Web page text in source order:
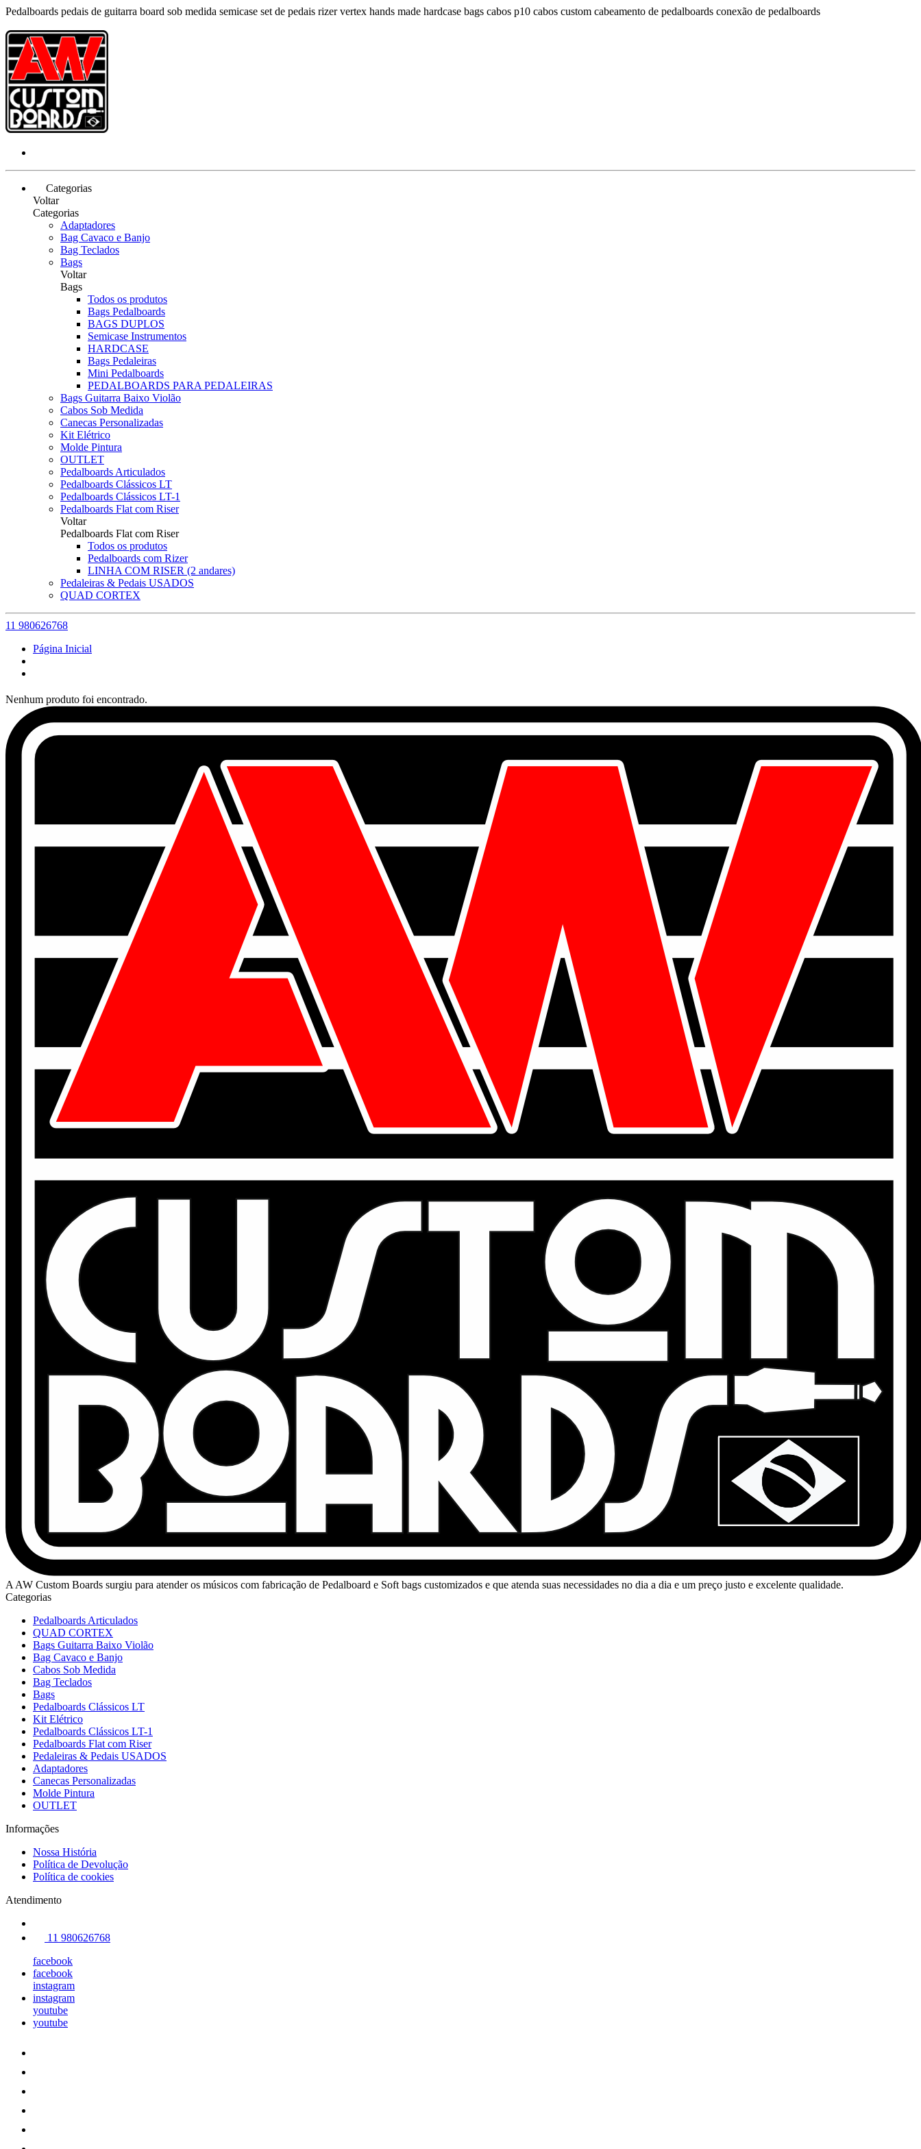
Pedalboards pedais de guitarra board sob medida semicase set de pedais rizer vertex hands made hardcase bags cabos p10 cabos custom cabeamento de pedalboards conexão de pedalboards
Categorias
Voltar
Categorias
Adaptadores
Bag Cavaco e Banjo
Bag Teclados
Bags
Voltar
Bags
Todos os produtos
Bags Pedalboards
BAGS DUPLOS
Semicase Instrumentos
HARDCASE
Bags Pedaleiras
Mini Pedalboards
PEDALBOARDS PARA PEDALEIRAS
Bags Guitarra Baixo Violão
Cabos Sob Medida
Canecas Personalizadas
Kit Elétrico
Molde Pintura
OUTLET
Pedalboards Articulados
Pedalboards Clássicos LT
Pedalboards Clássicos LT-1
Pedalboards Flat com Riser
Voltar
Pedalboards Flat com Riser
Todos os produtos
Pedalboards com Rizer
LINHA COM RISER (2 andares)
Pedaleiras & Pedais USADOS
QUAD CORTEX
11 980626768
Página Inicial
Nenhum produto foi encontrado.
A AW Custom Boards surgiu para atender os músicos com fabricação de Pedalboard e Soft bags customizados e que atenda suas necessidades no dia a dia e um preço justo e excelente qualidade.
Categorias
Pedalboards Articulados
QUAD CORTEX
Bags Guitarra Baixo Violão
Bag Cavaco e Banjo
Cabos Sob Medida
Bag Teclados
Bags
Pedalboards Clássicos LT
Kit Elétrico
Pedalboards Clássicos LT-1
Pedalboards Flat com Riser
Pedaleiras & Pedais USADOS
Adaptadores
Canecas Personalizadas
Molde Pintura
OUTLET
Informações
Nossa História
Política de Devolução
Política de cookies
Atendimento
11 980626768
facebook
facebook
instagram
instagram
youtube
youtube